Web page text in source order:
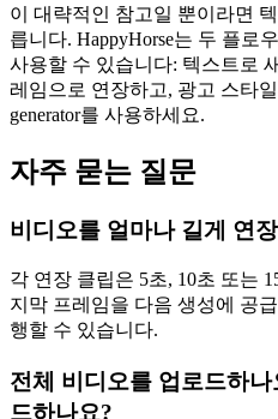
이 대략적인 참고일 뿐이라면
릅니다. HappyHorse는 두 플로
사용할 수 있습니다: 텍스트로
레임으로 연장하고, 광고 스타
generator를 사용하세요.
자주 묻는 질문
비디오를 얼마나 길게 연
각 연장 클립은 5초, 10초 또는
지막 프레임을 다음 생성에 공
행할 수 있습니다.
전체 비디오를 업로드하
드하나요?